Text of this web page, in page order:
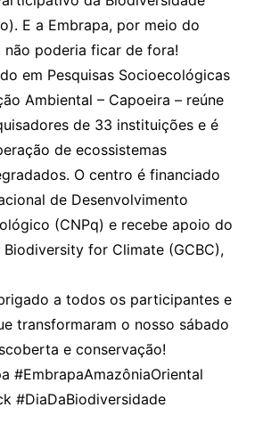
E a Embrapa, por meio do
não poderia ficar de fora!
em Pesquisas Socioecológicas
Ambiental – Capoeira – reúne
de 33 instituições e é
de ecossistemas
O centro é financiado
de Desenvolvimento
(CNPq) e recebe apoio do
for Climate (GCBC),
a todos os participantes e
transformaram o nosso sábado
e conservação!
#EmbrapaAmazôniaOriental
#DiaDaBiodiversidade